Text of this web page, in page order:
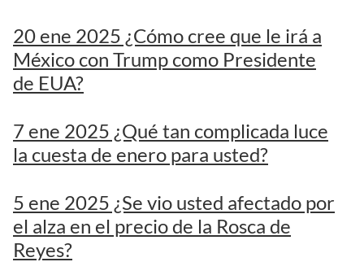
20 ene 2025 ¿Cómo cree que le irá a
México con Trump como Presidente
de EUA?
7 ene 2025 ¿Qué tan complicada luce
la cuesta de enero para usted?
5 ene 2025 ¿Se vio usted afectado por
el alza en el precio de la Rosca de
Reyes?